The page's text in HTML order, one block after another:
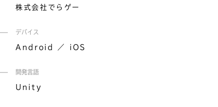
株式会社でらゲー
デバイス
Android iOS
開発言語
Unity